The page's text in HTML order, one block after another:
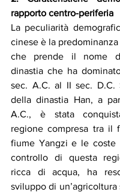
rapporto centro-periferia
La peculiarità
cinese è la predominanza
che prende il nome
dinastia che ha
sec. A.C. al II sec. D.C.
della dinastia Han, a
A.C., è stata
regione compresa tra il
fiume Yangzi e le coste
controllo di questa
ricca di acqua, ha
sviluppo di